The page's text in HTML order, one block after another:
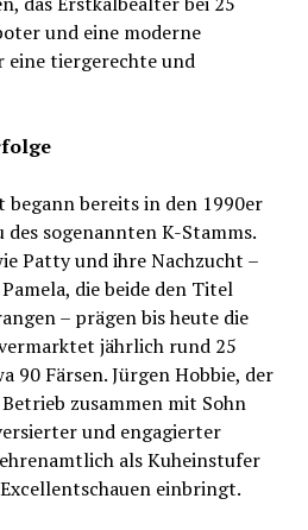
und eine moderne
tiergerechte und
begann bereits in den 1990er
sogenannten K-Stamms.
Patty und ihre Nachzucht –
die beide den Titel
– prägen bis heute die
jährlich rund 25
90 Färsen. Jürgen Hobbie, der
zusammen mit Sohn
und engagierter
als Kuheinstufer
einbringt.